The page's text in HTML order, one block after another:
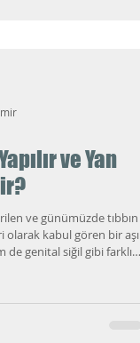
ve Yan
ve günümüzde tıbbın
kabul gören bir aşı
de genital siğil gibi farklı
geç mi kaldım?" diye